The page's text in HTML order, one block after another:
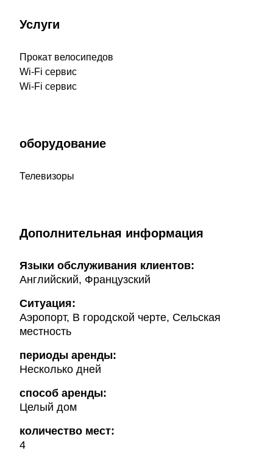
Услуги
Прокат велосипедов
Wi-Fi сервис
Wi-Fi сервис
оборудование
Телевизоры
Дополнительная информация
Языки обслуживания клиентов:
Английский, Французский
Ситуация:
Аэропорт, В городской черте, Сельская
местность
периоды аренды:
Несколько дней
способ аренды:
Целый дом
количество мест:
4